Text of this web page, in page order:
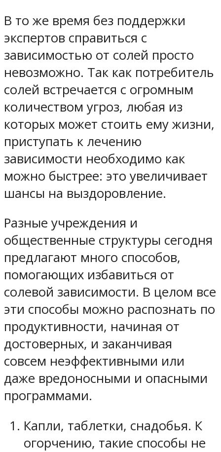
В то же время без поддержки
экспертов справиться с
зависимостью от солей просто
невозможно. Так как потребитель
солей встречается с огромным
количеством угроз, любая из
которых может стоить ему жизни,
приступать к лечению
зависимости необходимо как
можно быстрее: это увеличивает
шансы на выздоровление.
Разные учреждения и
общественные структуры сегодня
предлагают много способов,
помогающих избавиться от
солевой зависимости. В целом все
эти способы можно распознать по
продуктивности, начиная от
достоверных, и заканчивая
совсем неэффективными или
даже вредоносными и опасными
программами.
Капли, таблетки, снадобья. К
огорчению, такие способы не